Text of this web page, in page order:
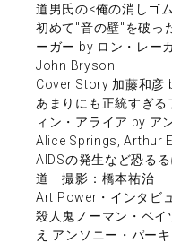
道男氏の<俺の消しゴ
初めて"音の壁"を破っ
ーガー by ロン・レ
John Bryson
Cover Story 加藤和
あまりにも正統すぎ
ィン・アライア by ア
Alice Springs, Arthur
AIDSの発生など恐る
道 撮影：橋本祐治
Art Power・インタビ
殺人鬼ノーマン・ベ
え アンソニー・パー